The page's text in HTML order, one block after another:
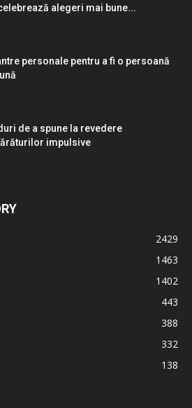
alegeri mai bune...
personale pentru a fi o persoană
de a spune la revedere
impulsive
2429
1463
1402
443
388
332
138